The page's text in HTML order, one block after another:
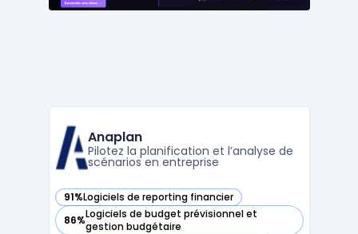
Anaplan
Pilotez la planification et l’analyse de
scénarios en entreprise
91%Logiciels de reporting financier
— voir Anaplan dans cette catégorie
86%Logiciels de budget prévisionnel et
gestion budgétaire
— voir Anaplan dans cette catégorie